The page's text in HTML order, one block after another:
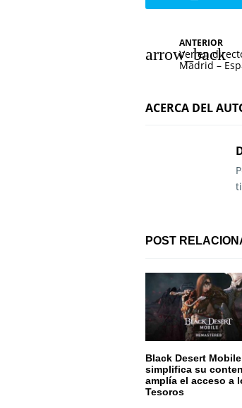
a
e
n
d
e
n
ANTERIOR
Ver en
Madrid –
ACERCA DEL
POST
Black Desert Mobile
simplifica su
amplía el acceso a
Tesoros